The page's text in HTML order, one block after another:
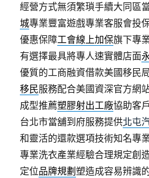
經營方式無須繁瑣手續大同區
城專業豐富遊戲專業客服會投
優惠保障工會線上加保旗下專
有選擇最具將專人速實體店面
優質的工商融資借款美國移民
移民服務配合美國資深官方網
成型推薦塑膠射出工廠協助客
台北市當舖到府服務提供北屯
和靈活的還款選項技術知名專
專業洗衣產業經驗合理規定創
定位品牌規劃塑造成容易辨識